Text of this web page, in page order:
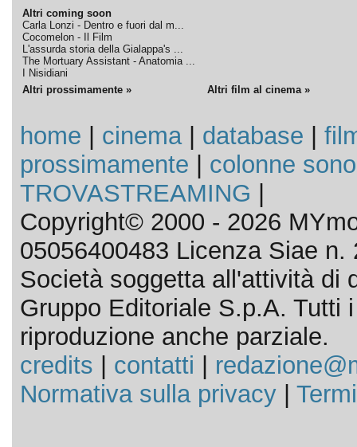
Altri coming soon
Carla Lonzi - Dentro e fuori dal m...
Cocomelon - Il Film
L'assurda storia della Gialappa's ...
The Mortuary Assistant - Anatomia ...
I Nisidiani
Altri prossimamente » Altri film al cinema »
home cinema| database
prossimamente
colonne
TROVASTREAMING
Copyright© 2000 - 2026
05056400483 Licenza Siae n.
Società soggetta all'attività di
Gruppo Editoriale S.p.A. Tutti
riproduzione anche parziale.
credits
contatti
Normativa sulla privacy|